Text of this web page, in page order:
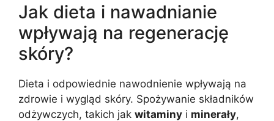
Jak dieta i nawadnianie
wpływają na regenerację
skóry?
Dieta i odpowiednie nawodnienie wpływają na
zdrowie i wygląd skóry. Spożywanie składników
odżywczych, takich jak witaminy i minerały,